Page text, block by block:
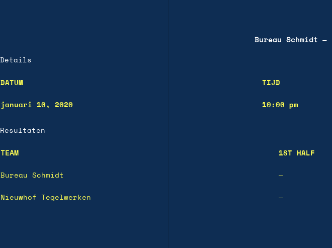
Bureau Schmidt —
Details
DATUM TIJD
januari 10, 2020 10:00 pm
Resultaten
TEAM 1ST HALF
Bureau Schmidt —
Nieuwhof Tegelwerken —